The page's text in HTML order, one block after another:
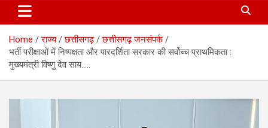
Home राज्य छत्तीसगढ़
छत्तीसगढ़ जनसंपर्क
भर्ती परीक्षाओं में निष्पक्षता और पारदर्शिता सरकार की सर्वोच्च प्राथमिकता :
मुख्यमंत्री विष्णु देव साय…..